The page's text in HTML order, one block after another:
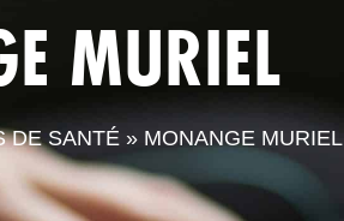
CPTS ACTUALITÉS
MURIEL
DE SANTÉ» MONANGE MURIEL